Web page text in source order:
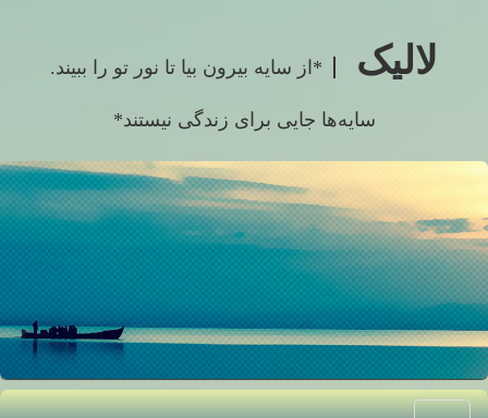
لالیک *از سایه بیرون بیا تا نور تو را ببیند.
سایه‌ها جایی برای زندگی نیستند*